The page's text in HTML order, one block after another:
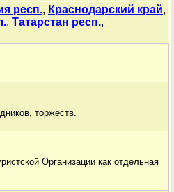
респ., Краснодарский край,
, Татарстан респ.,
торжеств.
Организации как отдельная